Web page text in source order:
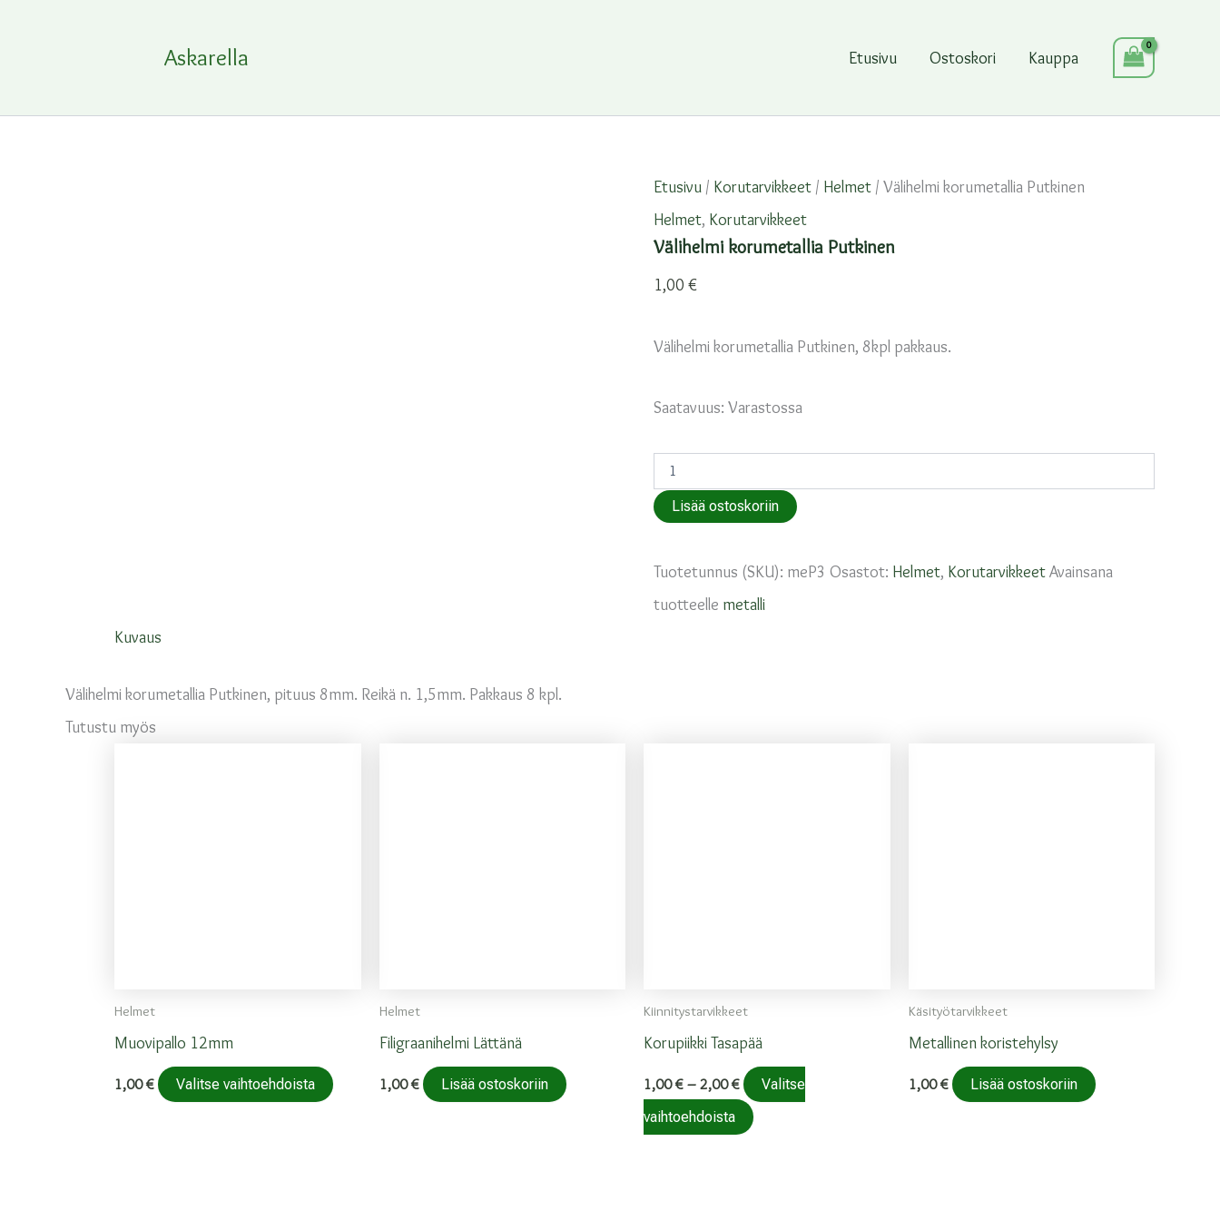
Askarella Etusivu Ostoskori Kauppa
Etusivu / Korutarvikkeet / Helmet / Välihelmi korumetallia Putkinen
Helmet, Korutarvikkeet
Välihelmi korumetallia Putkinen
1,00 €
Välihelmi korumetallia Putkinen, 8kpl pakkaus.
Saatavuus: Varastossa
korumetallia
Putkinen
määrä
Lisää ostoskoriin
Tuotetunnus (SKU): meP3 Osastot: Helmet, KorutarvikkeetAvainsana
tuotteelle metalli
Kuvaus
Välihelmi korumetallia Putkinen, pituus 8mm. Reikä n. 1,5mm. Pakkaus 8 kpl.
Tutustu myös
Helmet
Muovipallo 12mm
1,00€ Valitse vaihtoehdoista
Tällä
Helmet
Filigraanihelmi Lättänä
1,00€ Lisää ostoskoriin
Kiinnitystarvikkeet
Korupiikki Tasapää
1,00€ – 2,00€Hintaluokka:
1,00 €
2,00 €
Valitse
vaihtoehdoista
Tällä
Käsityötarvikkeet
Metallinen koristehylsy
1,00€ Lisää ostoskoriin